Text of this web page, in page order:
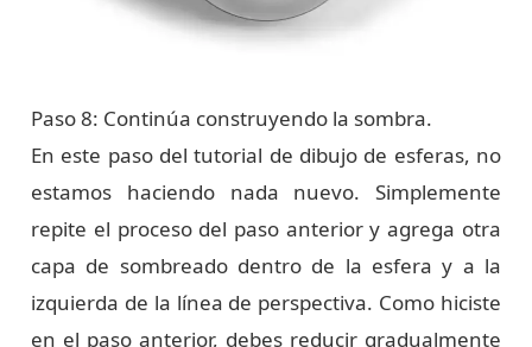
Paso 8: Continúa construyendo la sombra.
En este paso del tutorial de dibujo de esferas, no
estamos haciendo nada nuevo. Simplemente
repite el proceso del paso anterior y agrega otra
capa de sombreado dentro de la esfera y a la
izquierda de la línea de perspectiva. Como hiciste
en el paso anterior, debes reducir gradualmente